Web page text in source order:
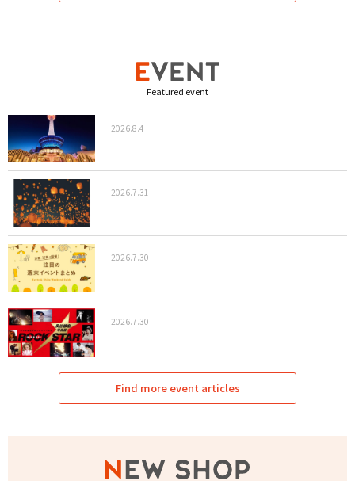
Featured event
2026.8.4
2026.7.31
2026.7.30
2026.7.30
Find more event articles